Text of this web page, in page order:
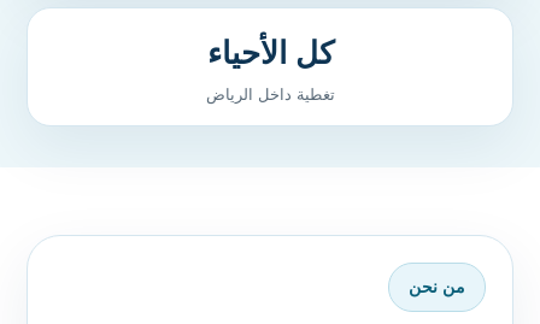
كل الأحياء
تغطية داخل الرياض
من نحن